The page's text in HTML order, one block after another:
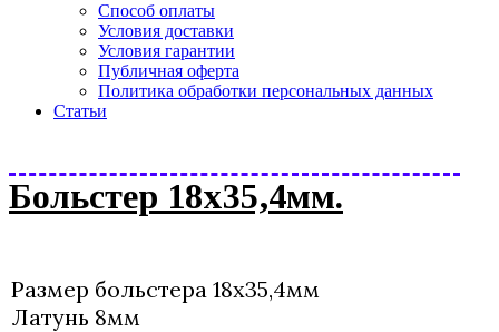
Способ оплаты
Условия доставки
Условия гарантии
Публичная оферта
Политика обработки персональных данных
Статьи
Больстер 18х35,4мм.
Размер больстера 18х35,4мм
Латунь 8мм